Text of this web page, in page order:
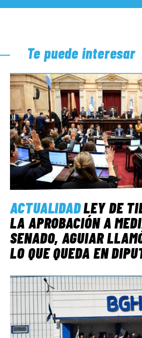
Te puede interesar
ACTUALIDADLEY DE
LA APROBACIÓN A
SENADO, AGUIAR
LO QUE QUEDA EN